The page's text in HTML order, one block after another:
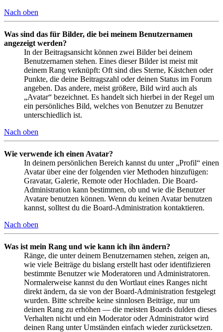
Nach oben
Was sind das für Bilder, die bei meinem Benutzernamen
angezeigt werden?
In der Beitragsansicht können zwei Bilder bei deinem
Benutzernamen stehen. Eines dieser Bilder ist meist mit
deinem Rang verknüpft: Oft sind dies Sterne, Kästchen oder
Punkte, die deine Beitragszahl oder deinen Status im Forum
angeben. Das andere, meist größere, Bild wird auch als
„Avatar“ bezeichnet. Es handelt sich hierbei in der Regel um
ein persönliches Bild, welches von Benutzer zu Benutzer
unterschiedlich ist.
Nach oben
Wie verwende ich einen Avatar?
In deinem persönlichen Bereich kannst du unter „Profil“ einen
Avatar über eine der folgenden vier Methoden hinzufügen:
Gravatar, Galerie, Remote oder Hochladen. Die Board-
Administration kann bestimmen, ob und wie die Benutzer
Avatare benutzen können. Wenn du keinen Avatar benutzen
kannst, solltest du die Board-Administration kontaktieren.
Nach oben
Was ist mein Rang und wie kann ich ihn ändern?
Ränge, die unter deinem Benutzernamen stehen, zeigen an,
wie viele Beiträge du bislang erstellt hast oder identifizieren
bestimmte Benutzer wie Moderatoren und Administratoren.
Normalerweise kannst du den Wortlaut eines Ranges nicht
direkt ändern, da sie von der Board-Administration festgelegt
wurden. Bitte schreibe keine sinnlosen Beiträge, nur um
deinen Rang zu erhöhen — die meisten Boards dulden dieses
Verhalten nicht und ein Moderator oder Administrator wird
deinen Rang unter Umständen einfach wieder zurücksetzen.